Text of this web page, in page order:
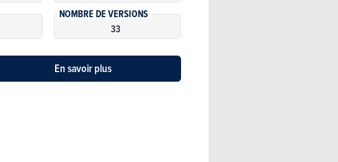
NOMBRE DE VERSIONS
33
En savoir plus